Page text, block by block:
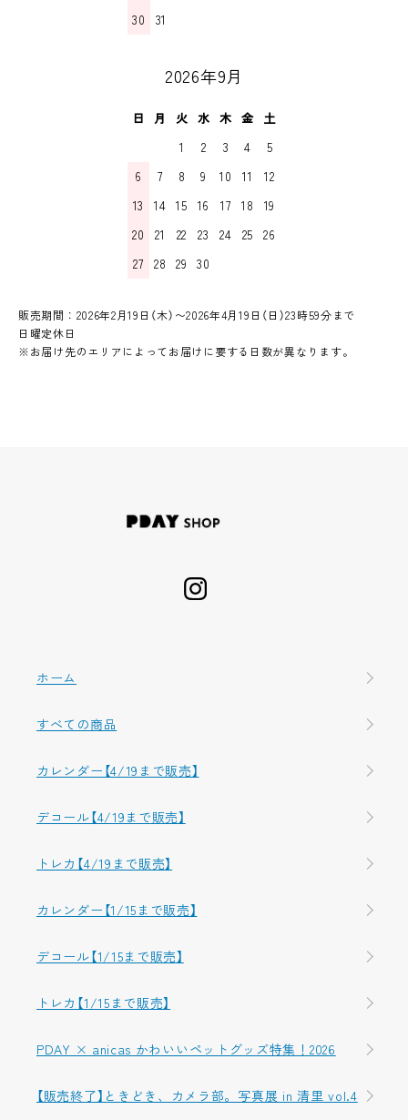
30
31
2026年9月
日 月 火 水 木 金 土
1
2 3 4
5
6
7 8 9 10 11
12
13
14 15 16 17 18
19
20
21 22 23 24 25
26
27
28 29 30
販売期間：2026年2月19日（木）〜2026年4月19日（日）23時59分まで
日曜定休日
※お届け先のエリアによってお届けに要する日数が異なります。
ホーム
すべての商品
カレンダー【4/19まで販売】
デコール【4/19まで販売】
トレカ【4/19まで販売】
カレンダー【1/15まで販売】
デコール【1/15まで販売】
トレカ【1/15まで販売】
PDAY × anicas かわいいペットグッズ特集！2026
【販売終了】ときどき、カメラ部。写真展 in 清里 vol.4